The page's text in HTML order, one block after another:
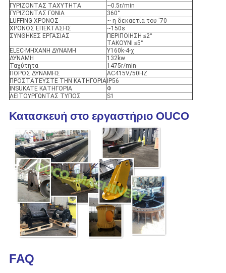
ΓΥΡΙΖΟΝΤΑΣ ΤΑΧΥΤΗΤΑ
~0.5r/min
ΓΥΡΙΖΟΝΤΑΣ ΓΩΝΙΑ
360°
LUFFING ΧΡΟΝΟΣ
~ η δεκαετία του '70
ΧΡΟΝΟΣ ΕΠΕΚΤΑΣΗΣ
~150s
ΣΥΝΘΗΚΕΣ ΕΡΓΑΣΙΑΣ
ΠΕΡΙΠΟΙΗΣΗ ≤2°
ΤΑΚΟΥΝΙ ≤5°
ELEC-ΜΗΧΑΝΗ ΔΥΝΑΜΗ
Y160k-4-χ
ΔΥΝΑΜΗ
132kw
Ταχύτητα
1475r/min
ΠΟΡΟΣ ΔΥΝΑΜΗΣ
AC415V/50HZ
ΠΡΟΣΤΑΤΕΥΣΤΕ ΤΗΝ ΚΑΤΗΓΟΡΙΑ IP56
INSUKATE ΚΑΤΗΓΟΡΙΑ
Φ
ΛΕΙΤΟΥΡΓΩΝΤΑΣ ΤΥΠΟΣ
S1
Κατασκευή στο εργαστήριο OUCO
FAQ